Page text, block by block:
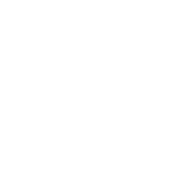
Leistung